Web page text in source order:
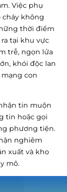
Việc phụ
không
thời điểm
tại khu vực
trễ, ngọn lửa
khói độc lan
con
tin muộn
tin hoặc gọi
phương tiện.
nghiêm
xuất và kho
mô.